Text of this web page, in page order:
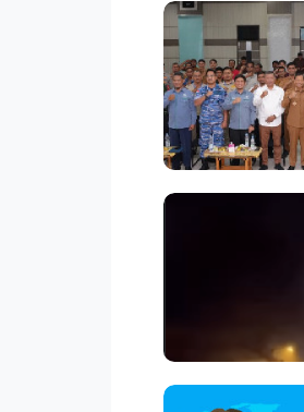
tantangan
masih